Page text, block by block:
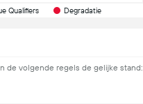
Qualifiers Degradatie
de volgende regels de gelijke stand: